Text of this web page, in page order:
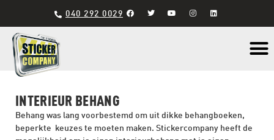
040 292 0029
INTERIEUR BEHANG
Behang was lang voorbestemd om uit dikke behangboeken,
beperkte
keuzes te moeten maken. Stickercompany heeft de